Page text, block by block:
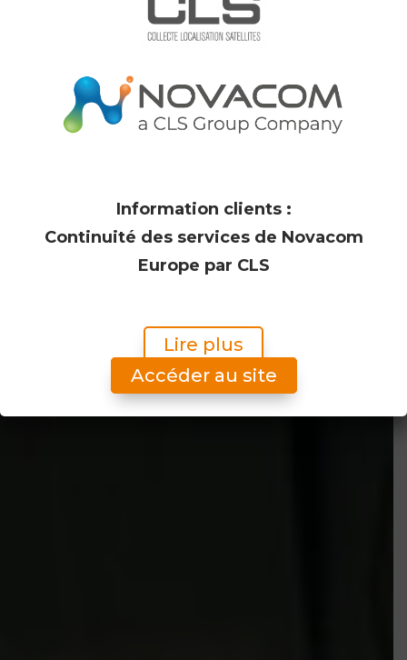
Trailermatics
Au cœur de
la
performance
obtenir la meilleure information,
prendre la meilleure décision
Information clients :
Continuité des services de Novacom
Europe par CLS
Lire plus
Accéder au site